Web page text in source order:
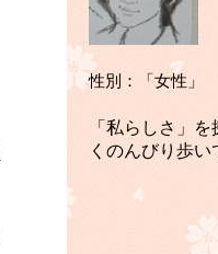
性別：「女性」
「私らしさ」
くのんびり歩い